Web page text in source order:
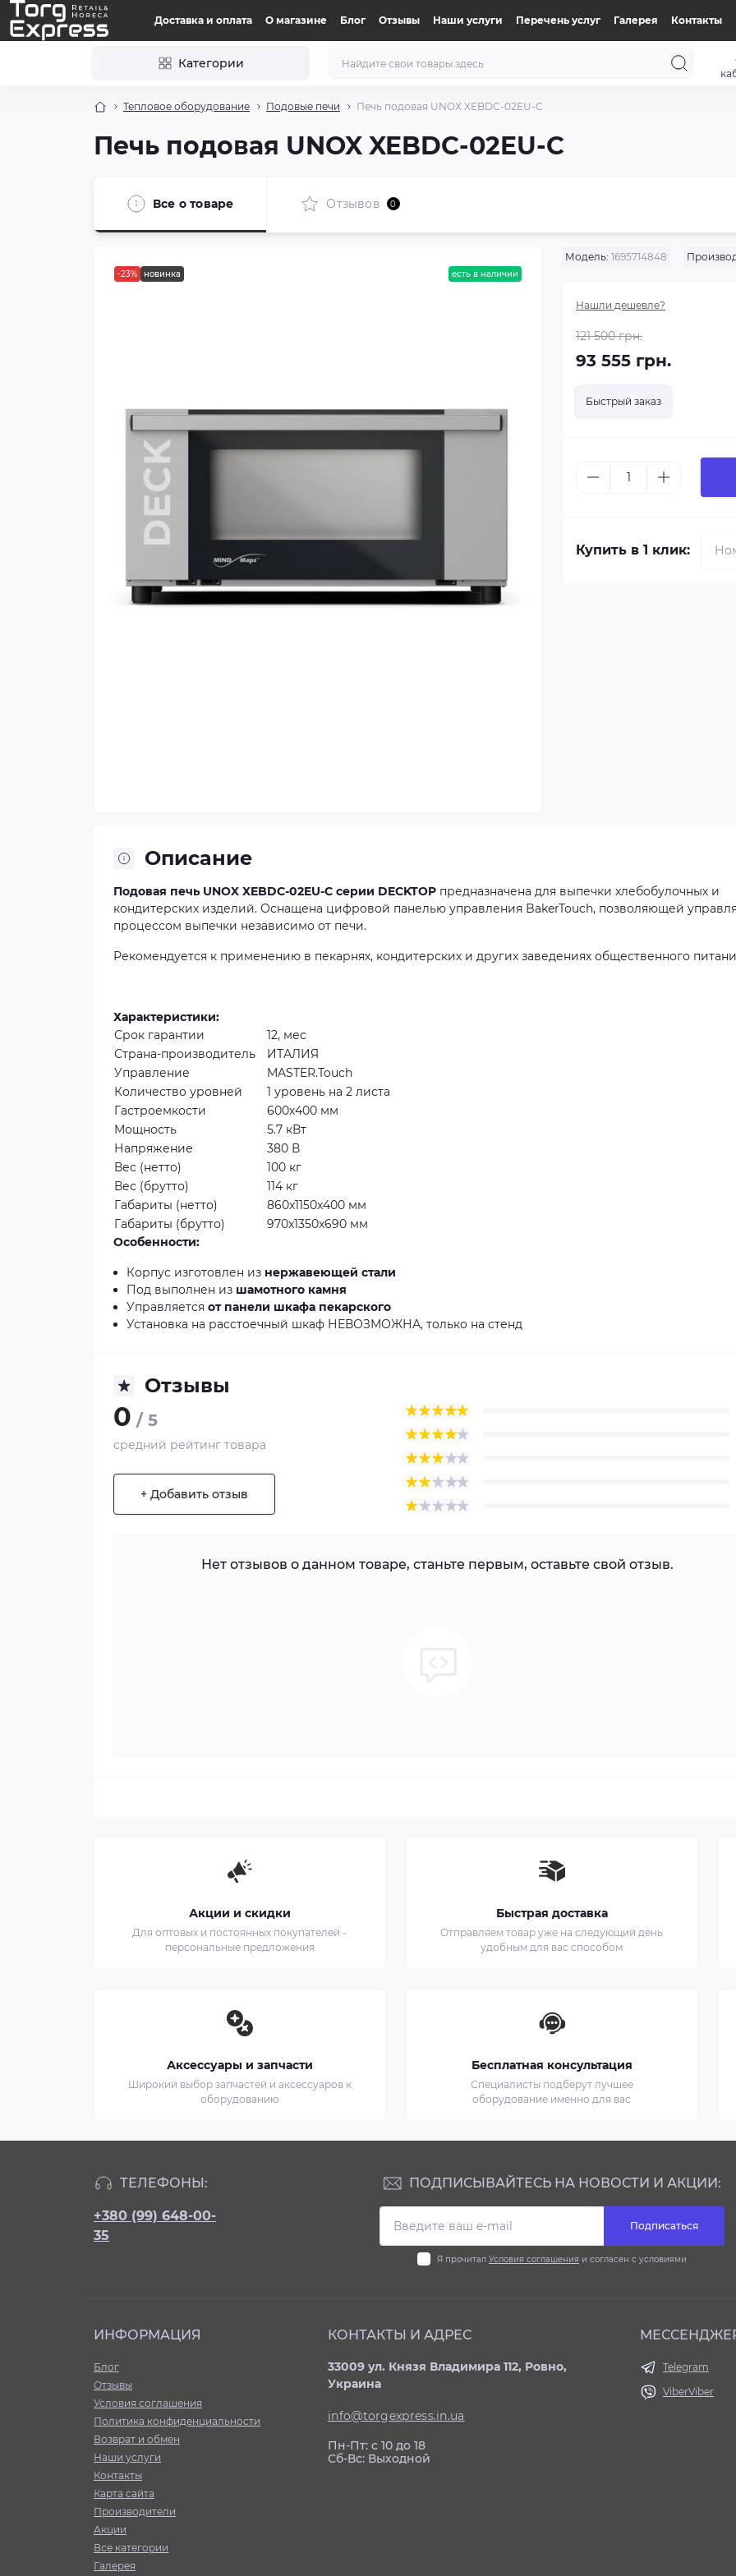
Доставка и оплата О магазине Блог Отзывы Наши услуги Перечень услуг Галерея Контакты
Категории
Тепловое оборудование Подовые печи Печь подовая UNOX XEBDC-02EU-C
Печь подовая UNOX XEBDC-02EU-C
Все о товаре Отзывов 0
-23% новинка есть в наличии
Модель: 1695714848
Нашли дешевле?
121 500 грн.
93 555 грн.
Быстрый заказ
Купить в 1 клик:
Описание
Подовая печь UNOX XEBDC-02EU-C серии DECKTOP предназначена для выпечки хлебобулочных и
кондитерских изделий. Оснащена цифровой панелью управления BakerTouch, позволяющей
процессом выпечки независимо от печи.
Рекомендуется к применению в пекарнях, кондитерских и других заведениях общественного
Характеристики:
Срок гарантии
12, мес
Страна-производитель
ИТАЛИЯ
Управление
MASTER.Touch
Количество уровней
1 уровень на 2 листа
Гастроемкости
600х400 мм
Мощность
5.7 кВт
Напряжение
380 В
Вес (нетто)
100 кг
Вес (брутто)
114 кг
Габариты (нетто)
860x1150x400 мм
Габариты (брутто)
970x1350x690 мм
Особенности:
Корпус изготовлен из нержавеющей стали
Под выполнен из шамотного камня
Управляется от панели шкафа пекарского
Установка на расстоечный шкаф НЕВОЗМОЖНА, только на стенд
Отзывы
0 / 5
средний рейтинг товара
+ Добавить отзыв
Нет отзывов о данном товаре, станьте первым, оставьте свой отзыв.
Акции и скидки
Для оптовых и постоянных покупателей -
персональные предложения
Быстрая доставка
Отправляем товар уже на следующий день
удобным для вас способом
Аксессуары и запчасти
Широкий выбор запчастей и аксессуаров к
оборудованию
Бесплатная консультация
Специалисты подберут лучшее
оборудование именно для вас
ТЕЛЕФОНЫ:
+380 (99) 648-00-
35
ПОДПИСЫВАЙТЕСЬ НА НОВОСТИ И АКЦИИ:
Подписаться
Я прочитал Условия соглашения и согласен с условиями
ИНФОРМАЦИЯ
Блог
Отзывы
Условия соглашения
Политика конфиденциальности
Возврат и обмен
Наши услуги
Контакты
Карта сайта
Производители
Акции
Все категории
Галерея
КОНТАКТЫ И АДРЕС
33009 ул. Князя Владимира 112, Ровно,
Украина
info@torgexpress.in.ua
Пн-Пт: с 10 до 18
Сб-Вс: Выходной
Telegram
ViberViber